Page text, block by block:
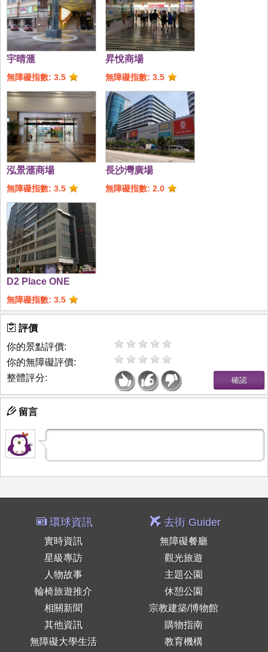
宇晴滙
無障礙指數: 3.5
昇悅商場
無障礙指數: 3.5
泓景滙商場
無障礙指數: 3.5
長沙灣廣場
無障礙指數: 2.0
D2 Place ONE
無障礙指數: 3.5
評價
你的景點評價:
你的無障礙評價:
整體評分:
留言
環球資訊
實時資訊
星級專訪
人物故事
輪椅旅遊推介
相關新聞
其他資訊
無障礙大學生活
去街 Guider
無障礙餐廳
觀光旅遊
主題公園
休憩公園
宗教建築/博物館
購物指南
教育機構